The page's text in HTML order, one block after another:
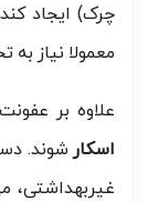
چرک) ایجاد
معمولا نیاز به
علاوه بر
اسکار شوند.
غیربهداشتی،